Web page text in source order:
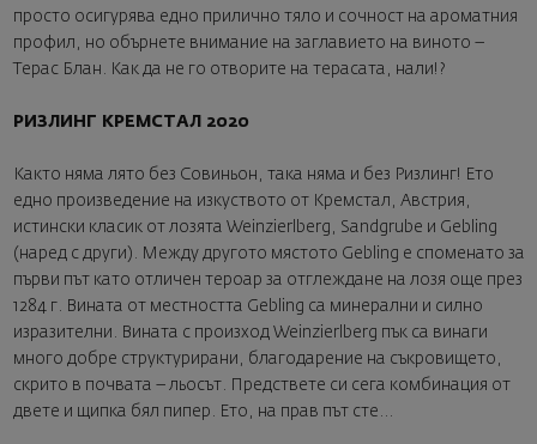
просто осигурява едно прилично тяло и сочност на ароматния
профил, но обърнете внимание на заглавието на виното –
Терас Блан. Как да не го отворите на терасата, нали!?
РИЗЛИНГ КРЕМСТАЛ 2020
Както няма лято без Совиньон, така няма и без Ризлинг! Ето
едно произведение на изкуството от Кремстал, Австрия,
истински класик от лозята Weinzierlberg, Sandgrube и Gebling
(наред с други). Между другото мястото Gebling е споменато за
първи път като отличен тероар за отглеждане на лозя още през
1284 г. Вината от местността Gebling са минерални и силно
изразителни. Вината с произход Weinzierlberg пък са винаги
много добре структурирани, благодарение на съкровището,
скрито в почвата – льосът. Предствете си сега комбинация от
двете и щипка бял пипер. Ето, на прав път сте...